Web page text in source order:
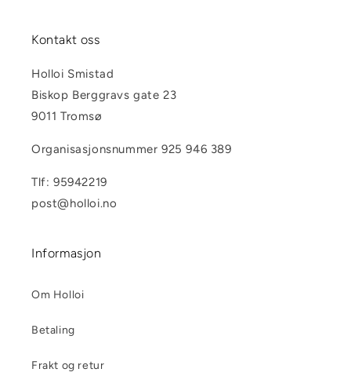
Kontakt oss
Holloi Smistad
Biskop Berggravs gate 23
9011 Tromsø
Organisasjonsnummer 925 946 389
Tlf: 95942219
post@holloi.no
Informasjon
Om Holloi
Betaling
Frakt og retur